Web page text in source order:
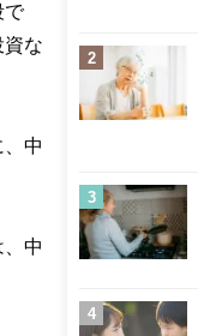
で
資な
中
中